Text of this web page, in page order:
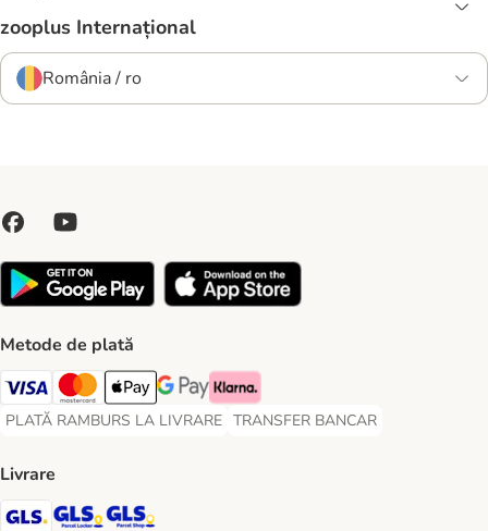
zooplus Internațional
România / ro
Metode de plată
Visa Payment Method
Master Card Payment Method
Apple Pay Payment Method
Google Pay Payment Method
Klarna Payment Method
PLATĂ RAMBURS LA LIVRARE
PLATĂ RAMBURS LA LIVRARE Payment Method
TRANSFER BANCAR
TRANSFER BANCAR Payment
Livrare
GLS Shipping Method
GLS Locker Shipping Method